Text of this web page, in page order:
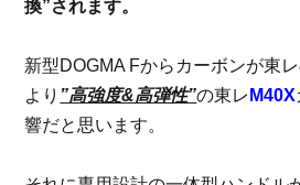
換”されます。
新型DOGMA Fからカーボンが東
より ”高強度&高弾性”の東レ M40X
響だと思います。